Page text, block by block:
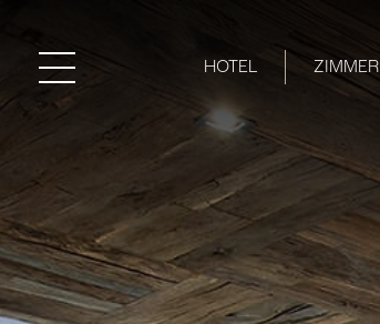
HOTEL ZIMMER